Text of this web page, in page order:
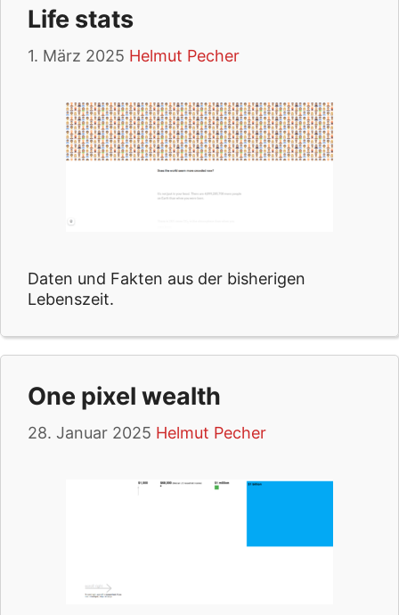
Life stats
1. März 2025 Helmut Pecher
Daten und Fakten aus der bisherigen
Lebenszeit.
One pixel wealth
28. Januar 2025 Helmut Pecher